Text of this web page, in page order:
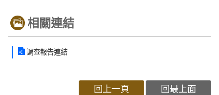
相關連結
調查報告連結
回上一頁 回最上面